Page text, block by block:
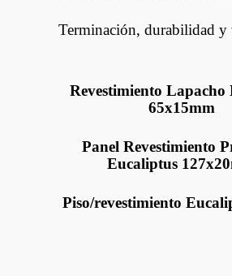
Terminación, durabilidad y
Revestimiento Lapacho
65x15mm
Panel Revestimiento
Eucaliptus
Piso/revestimiento